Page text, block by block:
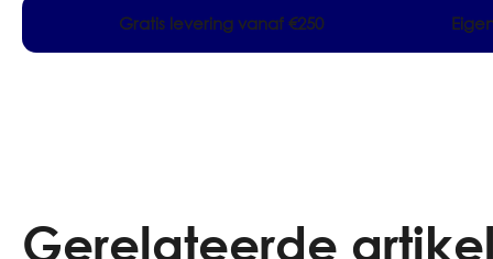
Gratis levering vanaf €250
Gerelateerde